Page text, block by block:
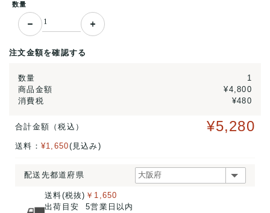
数量
注文金額を確認する
数量
1
商品金額
¥4,800
消費税
¥480
合計金額（税込） ¥5,280
送料： ¥1,650(見込み)
配送先都道府県
送料(税抜)
出荷目安
￥1,650
5営業日以内